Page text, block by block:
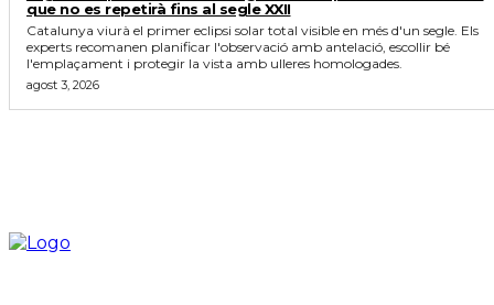
que no es repetirà fins al segle XXII
Catalunya viurà el primer eclipsi solar total visible en més d'un segle. Els
experts recomanen planificar l'observació amb antelació, escollir bé
l'emplaçament i protegir la vista amb ulleres homologades.
agost 3, 2026